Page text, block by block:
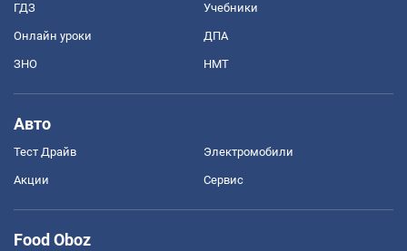
ГДЗ Учебники
Онлайн уроки ДПА
ЗНО НМТ
Авто
Тест Драйв Электромобили
Акции Сервис
Food Oboz